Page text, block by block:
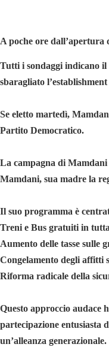
A poche ore dall’apertura
Tutti i sondaggi indicano il
sbaragliato
Se eletto martedì,
Partito Democratico.
La campagna di Mamdani
Mamdani, sua madre la
Il suo programma è
Treni e Bus gratuiti in
Aumento delle tasse sulle
Congelamento degli affitti
Riforma radicale della
Questo approccio audace
partecipazione entusiasta
un’alleanza